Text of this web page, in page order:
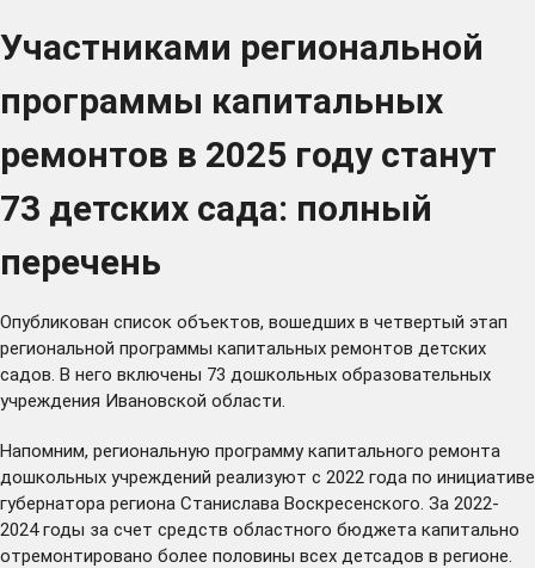
Участниками региональной
программы капитальных
ремонтов в 2025 году станут
73 детских сада: полный
перечень
Опубликован список объектов, вошедших в четвертый этап
региональной программы капитальных ремонтов детских
садов. В него включены 73 дошкольных образовательных
учреждения Ивановской области.
Напомним, региональную программу капитального ремонта
дошкольных учреждений реализуют с 2022 года по инициативе
губернатора региона Станислава Воскресенского. За 2022-
2024 годы за счет средств областного бюджета капитально
отремонтировано более половины всех детсадов в регионе.